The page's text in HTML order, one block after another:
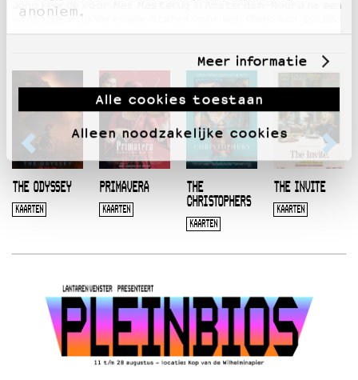
anoniem.
Meer informatie
Alle cookies toestaan
Alleen noodzakelijke cookies
Jong keerde voor
terug in Amsterdam-Noord na een
uitstapje in de Verenigde Staten voor het filmen van
THE ODYSSEY
KAARTEN
PRIMAVERA
KAARTEN
THE
CHRISTOPHERS
KAARTEN
THE INVITE
KAARTEN